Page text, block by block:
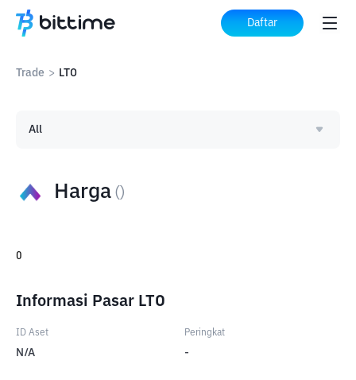
Daftar
Trade > LTO
Harga ( )
All
0
Informasi Pasar LTO
ID Aset
N/A
Peringkat
-